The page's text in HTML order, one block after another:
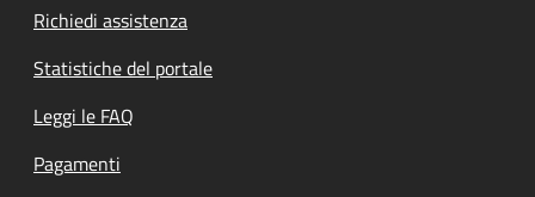
Richiedi assistenza
Statistiche del portale
Leggi le FAQ
Pagamenti